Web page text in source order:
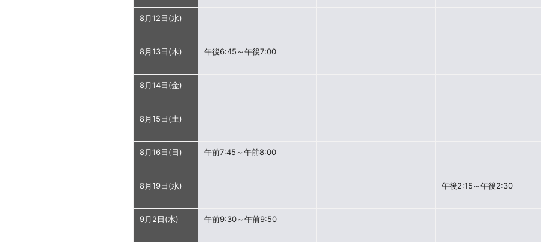
8月12日(水)
8月13日(木) 午後6:45～午後7:00
8月14日(金)
8月15日(土)
8月16日(日) 午前7:45～午前8:00
8月19日(水) 午後2:15～午後2:30
9月2日(水) 午前9:30～午前9:50